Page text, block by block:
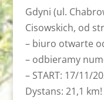
Gdyni (ul.
Cisowskich, od
– biuro otwarte
– odbieramy
– START: 17/11/
Dystans: 21,1 km!